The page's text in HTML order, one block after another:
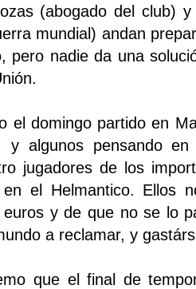
(abogado del club)
mundial) andan
pero nadie da una
el domingo partido en
y algunos pensando
jugadores de los
en el Helmantico. Ellos
y de que no se lo
a reclamar, y
que el final de